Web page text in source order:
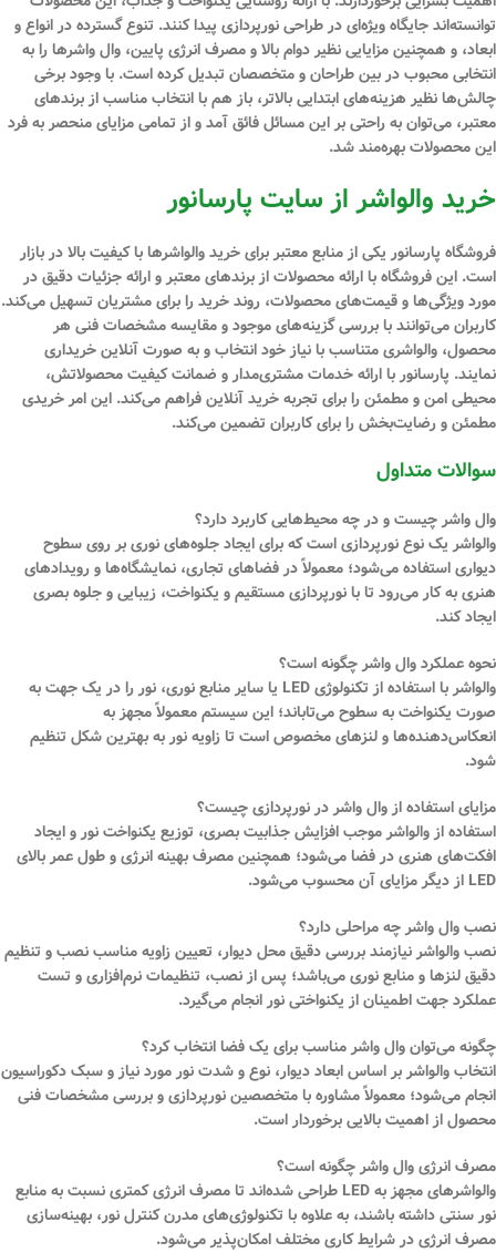
توانسته‌اند جایگاه ویژه‌ای در طراحی نورپردازی پیدا کنند. تنوع گسترده در انواع و
ابعاد، و همچنین مزایایی نظیر دوام بالا و مصرف انرژی پایین، وال واشرها را به
انتخابی محبوب در بین طراحان و متخصصان تبدیل کرده است. با وجود برخی
چالش‌ها نظیر هزینه‌های ابتدایی بالاتر، باز هم با انتخاب مناسب از برندهای
معتبر، می‌توان به راحتی بر این مسائل فائق آمد و از تمامی مزایای منحصر به فرد
این محصولات بهره‌مند شد.
خرید والواشر از سایت پارسانور
فروشگاه پارسانور یکی از منابع معتبر برای خرید والواشرها با کیفیت بالا در بازار
است. این فروشگاه با ارائه محصولات از برندهای معتبر و ارائه جزئیات دقیق در
مورد ویژگی‌ها و قیمت‌های محصولات، روند خرید را برای مشتریان تسهیل می‌کند.
کاربران می‌توانند با بررسی گزینه‌های موجود و مقایسه مشخصات فنی هر
محصول، والواشری متناسب با نیاز خود انتخاب و به صورت آنلاین خریداری
نمایند. پارسانور با ارائه خدمات مشتری‌مدار و ضمانت کیفیت محصولاتش،
محیطی امن و مطمئن را برای تجربه خرید آنلاین فراهم می‌کند. این امر خریدی
مطمئن و رضایت‌بخش را برای کاربران تضمین می‌کند.
سوالات متداول
وال واشر چیست و در چه محیط‌هایی کاربرد دارد؟
والواشر یک نوع نورپردازی است که برای ایجاد جلوه‌های نوری بر روی سطوح
دیواری استفاده می‌شود؛ معمولاً در فضاهای تجاری، نمایشگاه‌ها و رویدادهای
هنری به کار می‌رود تا با نورپردازی مستقیم و یکنواخت، زیبایی و جلوه بصری
ایجاد کند.
نحوه عملکرد وال واشر چگونه است؟
والواشر با استفاده از تکنولوژی LED یا سایر منابع نوری، نور را در یک جهت به
صورت یکنواخت به سطوح می‌تاباند؛ این سیستم معمولاً مجهز به
انعکاس‌دهنده‌ها و لنزهای مخصوص است تا زاویه نور به بهترین شکل تنظیم
شود.
مزایای استفاده از وال واشر در نورپردازی چیست؟
استفاده از والواشر موجب افزایش جذابیت بصری، توزیع یکنواخت نور و ایجاد
افکت‌های هنری در فضا می‌شود؛ همچنین مصرف بهینه انرژی و طول عمر بالای
LED از دیگر مزایای آن محسوب می‌شود.
نصب وال واشر چه مراحلی دارد؟
نصب والواشر نیازمند بررسی دقیق محل دیوار، تعیین زاویه مناسب نصب و تنظیم
دقیق لنزها و منابع نوری می‌باشد؛ پس از نصب، تنظیمات نرم‌افزاری و تست
عملکرد جهت اطمینان از یکنواختی نور انجام می‌گیرد.
چگونه می‌توان وال واشر مناسب برای یک فضا انتخاب کرد؟
انتخاب والواشر بر اساس ابعاد دیوار، نوع و شدت نور مورد نیاز و سبک دکوراسیون
انجام می‌شود؛ معمولاً مشاوره با متخصصین نورپردازی و بررسی مشخصات فنی
محصول از اهمیت بالایی برخوردار است.
مصرف انرژی وال واشر چگونه است؟
والواشرهای مجهز به LED طراحی شده‌اند تا مصرف انرژی کمتری نسبت به منابع
نور سنتی داشته باشند، به علاوه با تکنولوژی‌های مدرن کنترل نور، بهینه‌سازی
مصرف انرژی در شرایط کاری مختلف امکان‌پذیر می‌شود.